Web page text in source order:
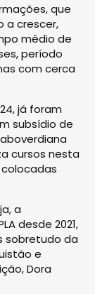
que
a crescer,
médio de
período
com cerca
já foram
subsídio de
cursos nesta
a
desde 2021,
sobretudo da
e
Dora